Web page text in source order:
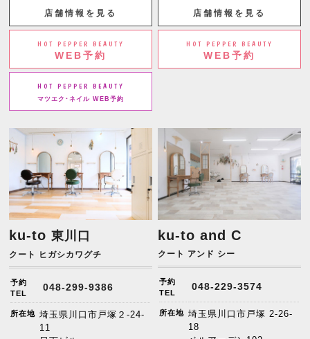
店舗情報を見る
HOT PEPPER BEAUTY
WEB予約
HOT PEPPER BEAUTY
マツエク･ネイル WEB予約
店舗情報を見る
HOT PEPPER BEAUTY
WEB予約
ku-to東川口
クート ヒガシカワグチ
予約
TEL
048-299-9386
所在地 埼玉県川口市戸塚２-24-
11
ku-to and C
クート アンド シー
予約
TEL
048-229-3574
所在地 埼玉県川口市戸塚 2-26-
18